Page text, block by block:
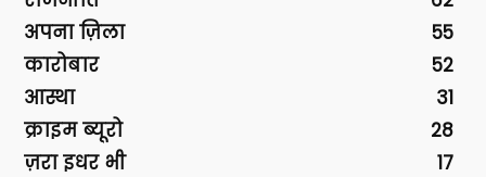
अपना ज़िला
55
कारोबार
52
आस्था
31
क्राइम ब्यूरो
28
ज़रा इधर भी
17